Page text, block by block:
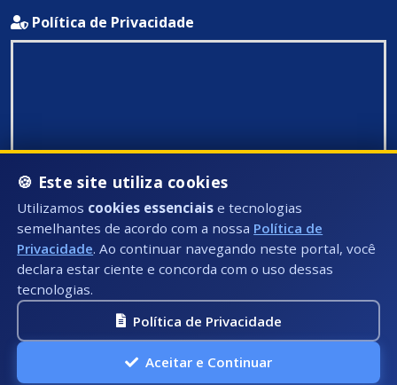
Política de Privacidade
Todos Direitos Reservados ©: 2026
🍪 Este site utiliza cookies
Utilizamos cookies essenciais e tecnologias
semelhantes de acordo com a nossa Política de
Privacidade. Ao continuar navegando neste portal, você
declara estar ciente e concorda com o uso dessas
tecnologias.
Política de Privacidade
Aceitar e Continuar